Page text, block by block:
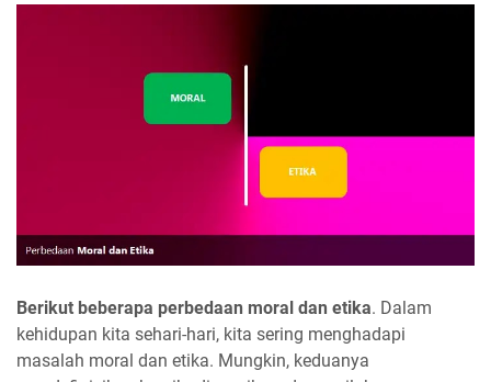
Berikut beberapa perbedaan moral dan etika. Dalam
kehidupan kita sehari-hari, kita sering menghadapi
masalah moral dan etika. Mungkin, keduanya